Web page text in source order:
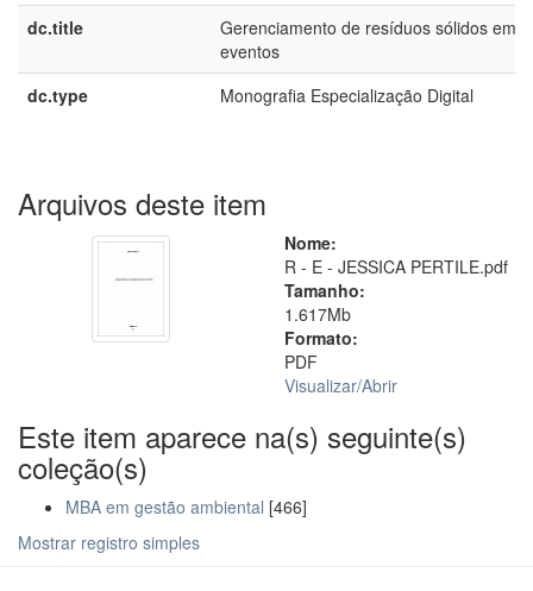
dc.title
Gerenciamento de resíduos sólidos em
eventos
dc.type
Monografia Especialização Digital
Arquivos deste item
Nome:
R - E - JESSICA PERTILE.pdf
Tamanho:
1.617Mb
Formato:
PDF
Visualizar/Abrir
Este item aparece na(s) seguinte(s)
coleção(s)
MBA em gestão ambiental [466]
Mostrar registro simples